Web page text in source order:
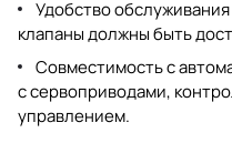
Удобство
клапаны должны быть
Совместимость с
с сервоприводами,
управлением.